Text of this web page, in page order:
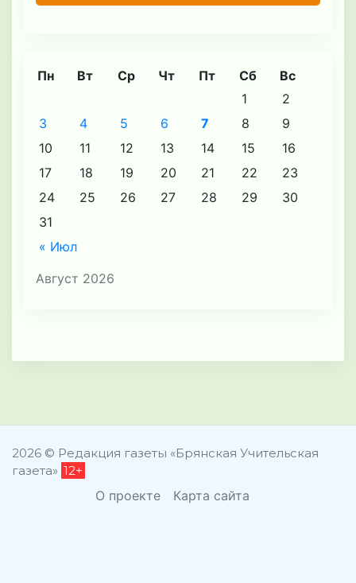
Август 2026
Пн Вт Ср Чт Пт Сб Вс
« Июл
1
2
3
4 5 6 7 8
9
10
11 12 13 14 15
16
17
18 19 20 21 22
23
24
25 26 27 28 29
30
31
2026 © Редакция газеты «Брянская Учительская
газета» 12+
О проекте Карта сайта